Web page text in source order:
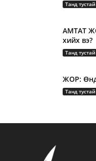
Танд тустай
АМТАТ
хийх вэ?
Танд тустай
ЖОР:
Танд тустай